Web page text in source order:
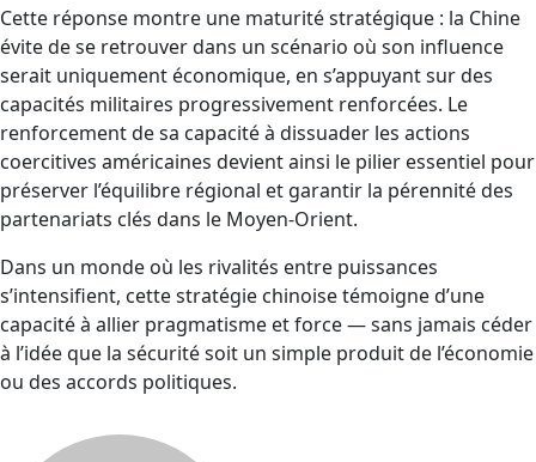
Cette réponse montre une maturité stratégique : la Chine
évite de se retrouver dans un scénario où son influence
serait uniquement économique, en s’appuyant sur des
capacités militaires progressivement renforcées. Le
renforcement de sa capacité à dissuader les actions
coercitives américaines devient ainsi le pilier essentiel pour
préserver l’équilibre régional et garantir la pérennité des
partenariats clés dans le Moyen-Orient.
Dans un monde où les rivalités entre puissances
s’intensifient, cette stratégie chinoise témoigne d’une
capacité à allier pragmatisme et force — sans jamais céder
à l’idée que la sécurité soit un simple produit de l’économie
ou des accords politiques.